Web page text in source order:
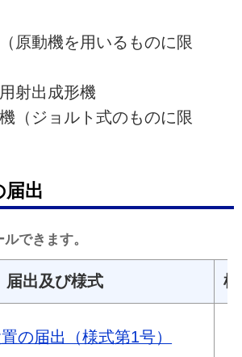
原動機を用いるものに限
射出成形機
（ジョルト式のものに限
届出
できます。
届出及び様式
の届出（様式第1号）